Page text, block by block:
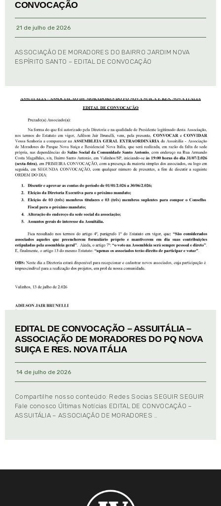
CONVOCAÇÃO
21 de julho de 2026
ASSOCIAÇÃO DE MORADORES DO BAIRRO JARDIM NOVA
ESPÍRITO SANTO – EDITAL DE CONVOCAÇÃO
EDITAL DE CONVOCAÇÃO – ASSUITÁLIA –
ASSOCIAÇÃO DE MORADORES DO PQ NOVA
SUIÇA E RES. NOVA ITÁLIA
14 de julho de 2026
Compartilhe nosso conteúdo: Redes Socias SEGUIR SEGUIR
Fale conosco Últimas Notícias EDITAL DE CONVOCAÇÃO –
ASSUITÁLIA – ASSOCIAÇÃO DE MORADORES …